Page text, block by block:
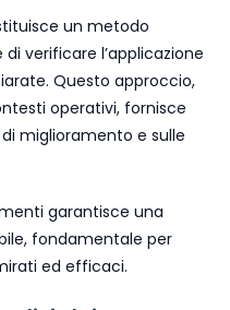
un metodo
verificare l’applicazione
Questo approccio,
operativi, fornisce
miglioramento e sulle
garantisce una
fondamentale per
ed efficaci.